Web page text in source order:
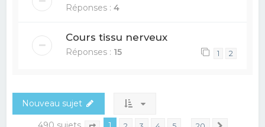
Réponses :4
Cours tissu nerveux
Réponses : 15 1 2
Nouveau sujet